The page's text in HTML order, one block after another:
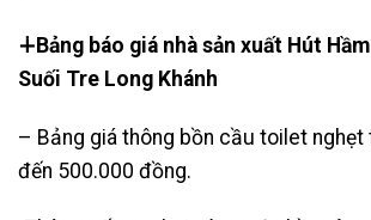
∔Bảng báo giá nhà sản xuất Hút
Suối Tre Long Khánh
– Bảng giá thông bồn cầu toilet
đến 500.000 đồng.